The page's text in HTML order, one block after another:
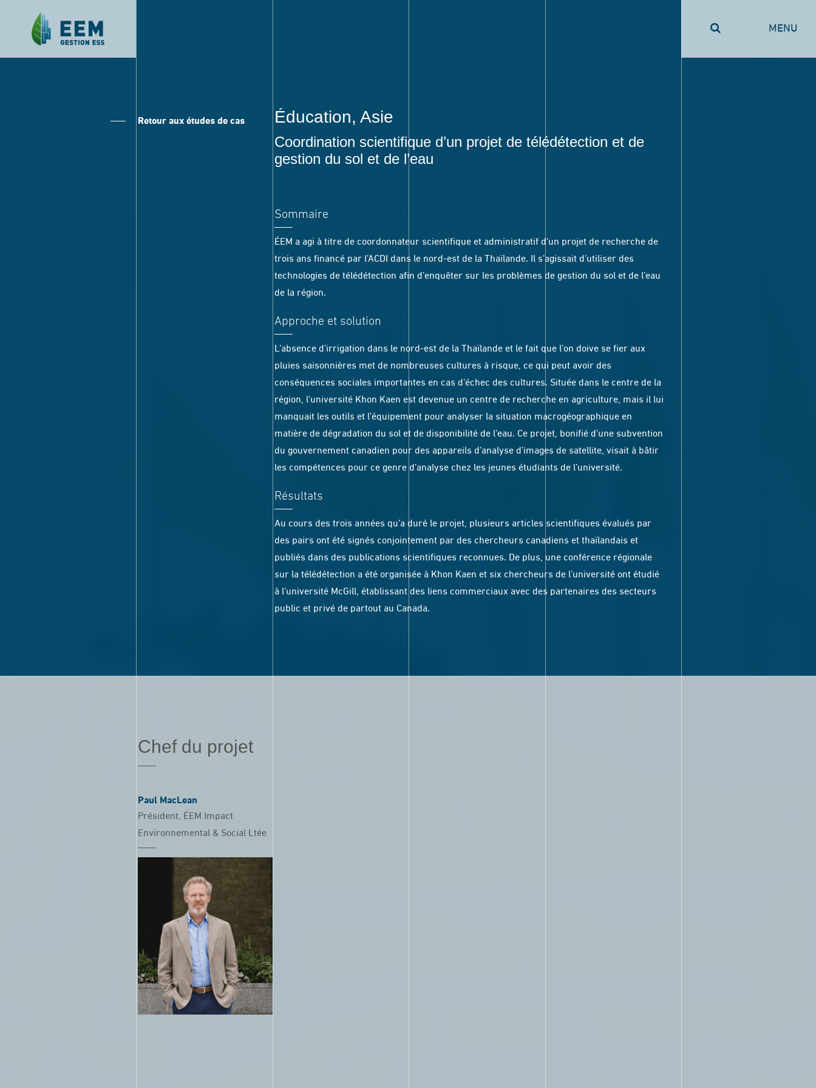
MENU
Retour aux études de cas Éducation, Asie
Coordination scientifique d’un projet de télédétection et de
gestion du sol et de l’eau
Sommaire
ÉEM a agi à titre de coordonnateur scientifique et administratif d’un projet de recherche de
trois ans financé par l’ACDI dans le nord-est de la Thaïlande. Il s’agissait d’utiliser des
technologies de télédétection afin d’enquêter sur les problèmes de gestion du sol et de l’eau
de la région.
Approche et solution
L’absence d’irrigation dans le nord-est de la Thaïlande et le fait que l’on doive se fier aux
pluies saisonnières met de nombreuses cultures à risque, ce qui peut avoir des
conséquences sociales importantes en cas d’échec des cultures. Située dans le centre de la
région, l’université Khon Kaen est devenue un centre de recherche en agriculture, mais il lui
manquait les outils et l’équipement pour analyser la situation macrogéographique en
matière de dégradation du sol et de disponibilité de l’eau. Ce projet, bonifié d’une subvention
du gouvernement canadien pour des appareils d’analyse d’images de satellite, visait à bâtir
les compétences pour ce genre d’analyse chez les jeunes étudiants de l’université.
Résultats
Au cours des trois années qu’a duré le projet, plusieurs articles scientifiques évalués par
des pairs ont été signés conjointement par des chercheurs canadiens et thaïlandais et
publiés dans des publications scientifiques reconnues. De plus, une conférence régionale
sur la télédétection a été organisée à Khon Kaen et six chercheurs de l’université ont étudié
à l’université McGill, établissant des liens commerciaux avec des partenaires des secteurs
public et privé de partout au Canada.
Chef du projet
Paul MacLean
Président, ÉEM Impact
Environnemental & Social Ltée